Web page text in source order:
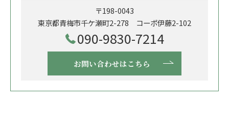
〒198-0043
東京都青梅市千ケ瀬町2-278 コーポ伊藤2-102
090-9830-7214
お問い合わせはこちら